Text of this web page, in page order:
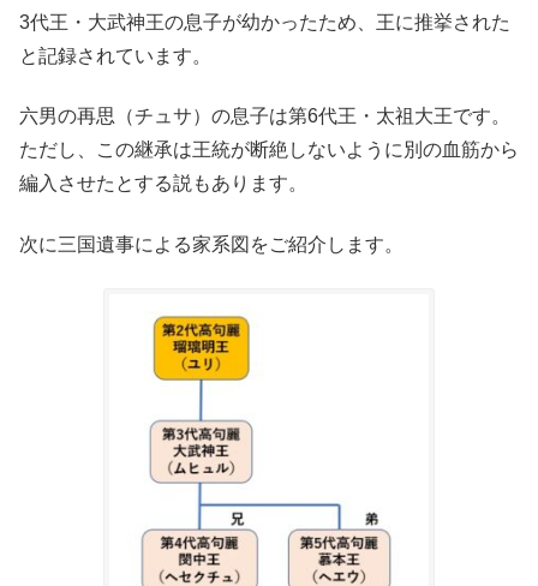
3代王・大武神王の息子が幼かったため、王に推挙された
と記録されています。
六男の再思（チュサ）の息子は第6代王・太祖大王です。
ただし、この継承は王統が断絶しないように別の血筋から
編入させたとする説もあります。
次に三国遺事による家系図をご紹介します。